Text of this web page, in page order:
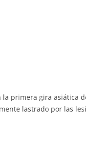
la primera gira asiática
lastrado por las